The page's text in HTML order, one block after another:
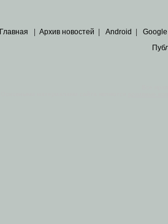
Главная Архив новостей Android Google